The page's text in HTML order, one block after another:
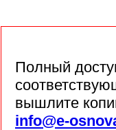
Полный
вышлите
info@e-